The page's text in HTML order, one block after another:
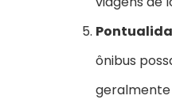
ônibus
geralmente